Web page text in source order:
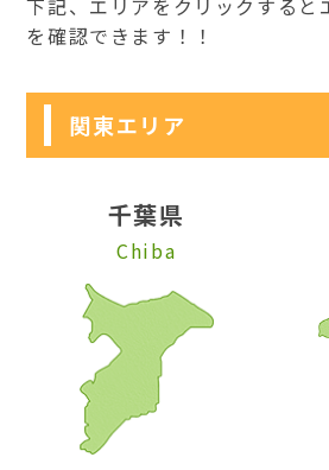
下記、エリアをクリックすると
を確認できます！！
関東エリア
千葉県
Chiba